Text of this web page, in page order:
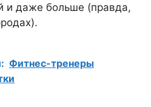
и даже больше (правда,
Фитнес-тренеры